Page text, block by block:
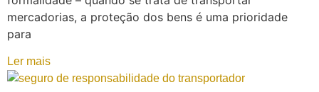
mercadorias, a proteção dos bens é uma prioridade
para
Ler mais